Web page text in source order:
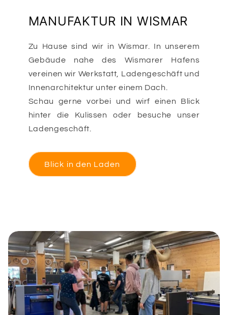
MANUFAKTUR IN WISMAR
Zu Hause sind wir in Wismar. In unserem
Gebäude nahe des Wismarer Hafens
vereinen wir Werkstatt, Ladengeschäft und
Innenarchitektur unter einem Dach.
Schau gerne vorbei und wirf einen Blick
hinter die Kulissen oder besuche unser
Ladengeschäft.
Blick in den Laden